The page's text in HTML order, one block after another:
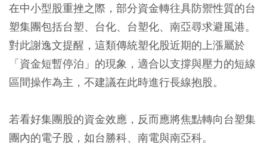
在中小型股重挫之際，部分資金轉往具防禦性質的台
塑集團包括台塑、台化、台塑化、南亞尋求避風港。
對此謝逸文提醒，這類傳統塑化股近期的上漲屬於
「資金短暫停泊」的現象，適合以支撐與壓力的短線
區間操作為主，不建議在此時進行長線抱股。
若看好集團股的資金效應，反而應將焦點轉向台塑集
團內的電子股，如台勝科、南電與南亞科。